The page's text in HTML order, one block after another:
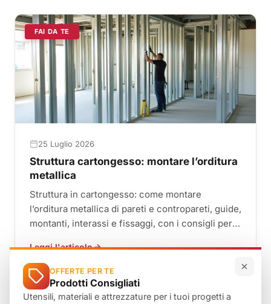
FAI DA TE
25 Luglio 2026
Struttura cartongesso: montare l’orditura
metallica
Struttura in cartongesso: come montare
l’orditura metallica di pareti e contropareti, guide,
montanti, interassi e fissaggi, con i consigli per
Leggi l'articolo
OFFERTE PER TE
Prodotti Consigliati
Utensili, materiali e attrezzature per i tuoi progetti a